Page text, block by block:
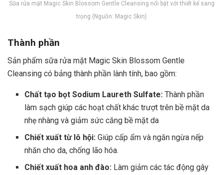
Sữa rửa mặt Magic Skin Blossom Gentle Cleansing nổi bật với thiết kế sang
trọng (Nguồn: Magic Skin)
Thành phần
Sản phẩm sữa rửa mặt Magic Skin Blossom Gentle
Cleansing có bảng thành phần lành tính, bao gồm:
Chất tạo bọt Sodium Laureth Sulfate: Thành phần
làm sạch giúp các hoạt chất khác trượt trên bề mặt da
nhẹ nhàng và giảm sức căng bề mặt da
Chiết xuất từ lô hội: Giúp cấp ẩm và ngăn ngừa nếp
nhăn cho da, chống lão hóa.
Chiết xuất hoa anh đào: Làm giảm các tác động gây